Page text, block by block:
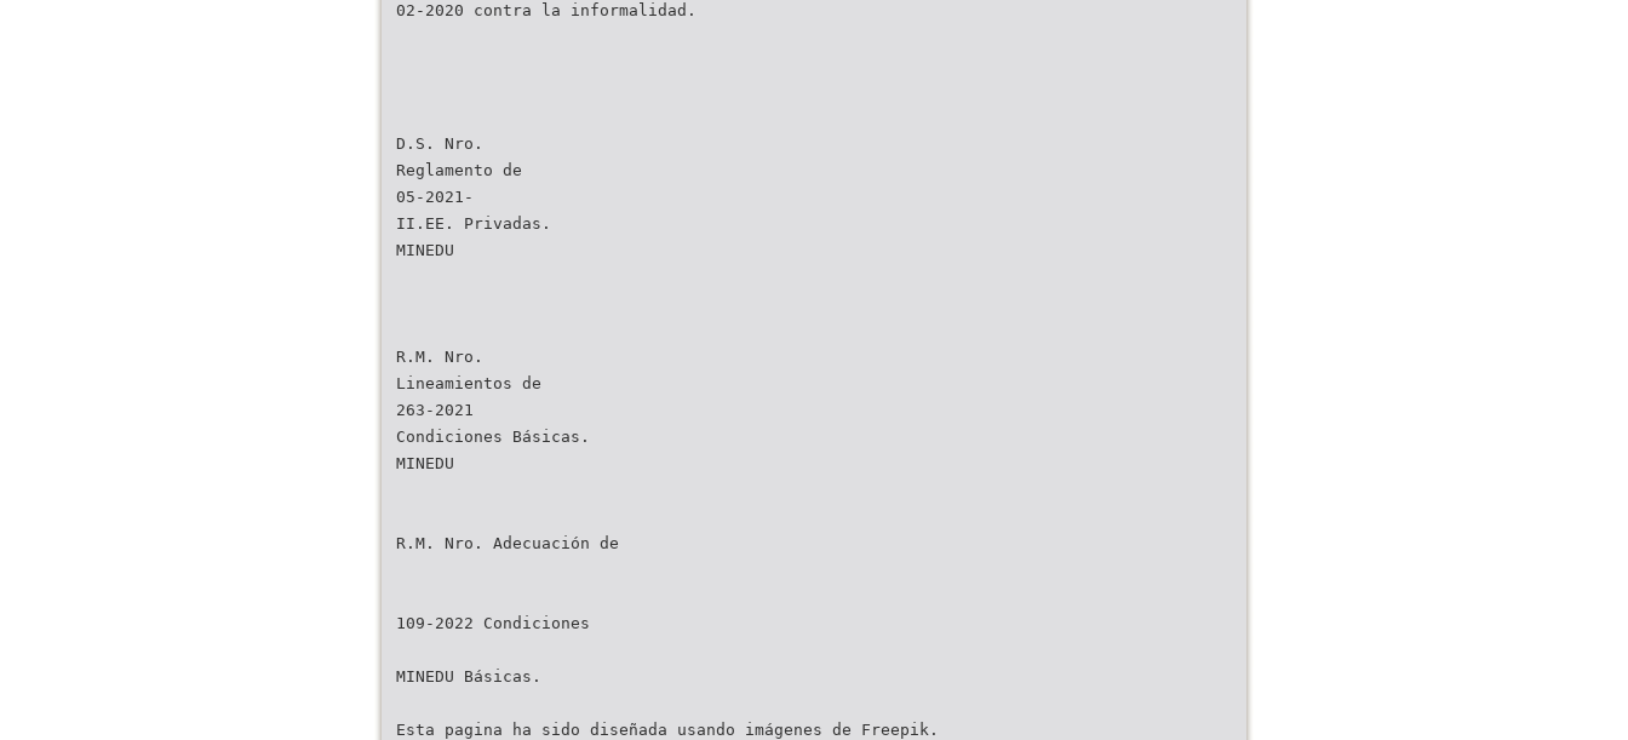
02-2020 contra la informalidad.
D.S. Nro.
Reglamento de
05-2021-
II.EE. Privadas.
MINEDU
R.M. Nro.
Lineamientos de
263-2021
Condiciones Básicas.
MINEDU
R.M. Nro. Adecuación de
109-2022 Condiciones
MINEDU Básicas.
Esta pagina ha sido diseñada usando imágenes de Freepik.